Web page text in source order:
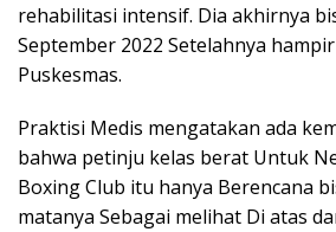
rehabilitasi intensif. Dia akhirnya
September 2022 Setelahnya
Puskesmas.
Praktisi Medis mengatakan ada
bahwa petinju kelas berat Untuk
Boxing Club itu hanya Berencana
matanya Sebagai melihat Di atas